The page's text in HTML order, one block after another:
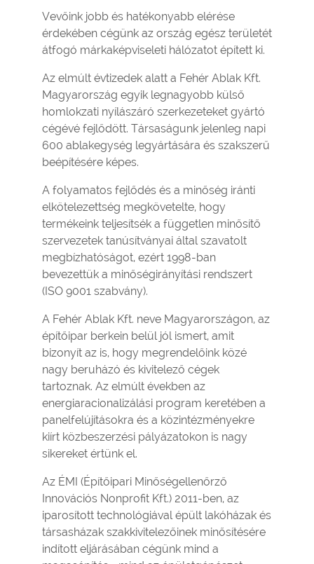
Vevőink jobb és hatékonyabb elérése
érdekében cégünk az ország egész területét
átfogó márkaképviseleti hálózatot épített ki.
Az elmúlt évtizedek alatt a Fehér Ablak Kft.
Magyarország egyik legnagyobb külső
homlokzati nyílászáró szerkezeteket gyártó
cégévé fejlődött. Társaságunk jelenleg napi
600 ablakegység legyártására és szakszerű
beépítésére képes.
A folyamatos fejlődés és a minőség iránti
elkötelezettség megkövetelte, hogy
termékeink teljesítsék a független minősítő
szervezetek tanúsítványai által szavatolt
megbízhatóságot, ezért 1998-ban
bevezettük a minőségirányítási rendszert
(ISO 9001 szabvány).
A Fehér Ablak Kft. neve Magyarországon, az
építőipar berkein belül jól ismert, amit
bizonyít az is, hogy megrendelőink közé
nagy beruházó és kivitelező cégek
tartoznak. Az elmúlt években az
energiaracionalizálási program keretében a
panelfelújításokra és a közintézményekre
kiírt közbeszerzési pályázatokon is nagy
sikereket értünk el.
Az ÉMI (Építőipari Minőségellenőrző
Innovációs Nonprofit Kft.) 2011-ben, az
iparosított technológiával épült lakóházak és
társasházak szakkivitelezőinek minősítésére
indított eljárásában cégünk mind a